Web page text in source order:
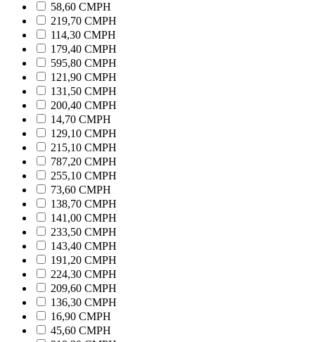
58,60 CMPH
219,70 CMPH
114,30 CMPH
179,40 CMPH
595,80 CMPH
121,90 CMPH
131,50 CMPH
200,40 CMPH
14,70 CMPH
129,10 CMPH
215,10 CMPH
787,20 CMPH
255,10 CMPH
73,60 CMPH
138,70 CMPH
141,00 CMPH
233,50 CMPH
143,40 CMPH
191,20 CMPH
224,30 CMPH
209,60 CMPH
136,30 CMPH
16,90 CMPH
45,60 CMPH